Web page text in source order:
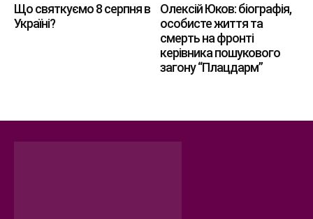
Що святкуємо 8 серпня в
Україні?
Олексій Юков: біографія,
особисте життя та
смерть на фронті
керівника пошукового
загону “Плацдарм”